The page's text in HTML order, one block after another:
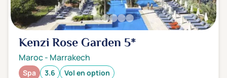
Kenzi Rose Garden 5*
Maroc- Marrakech
Spa 3.6 Vol en option